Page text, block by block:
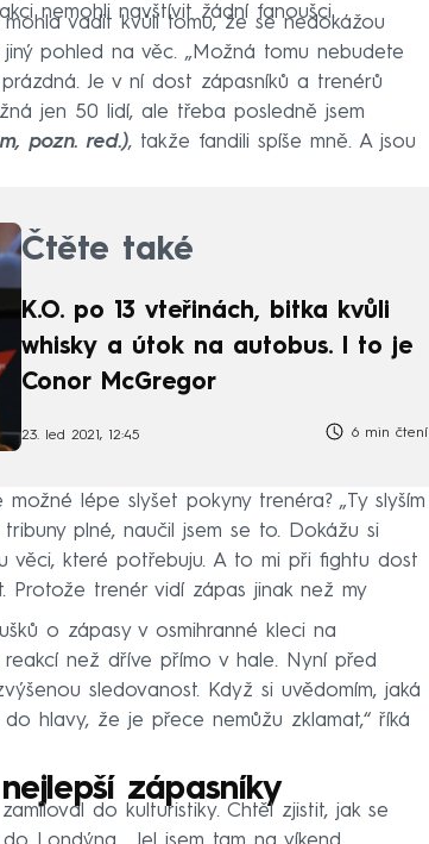
nemohli navštívit žádní fanoušci.
vadit kvůli tomu, že se nedokážou
pohled na věc. „Možná tomu nebudete
Je v ní dost zápasníků a trenérů
jen 50 lidí, ale třeba posledně jsem
pozn. red.), takže fandili spíše mně. A jsou
Čtěte také
K.O. po 13 vteřinách, bitka kvůli
whisky a útok na autobus. I to je
Conor McGregor
23. led 2021, 12:45 6 min čtení
lépe slyšet pokyny trenéra? „Ty slyším
plné, naučil jsem se to. Dokážu si
věci, které potřebuju. A to mi při fightu dost
Protože trenér vidí zápas jinak než my
o zápasy v osmihranné kleci na
než dříve přímo v hale. Nyní před
sledovanost. Když si uvědomím, jaká
hlavy, že je přece nemůžu zklamat,“ říká
zápasníky
do kulturistiky. Chtěl zjistit, jak se